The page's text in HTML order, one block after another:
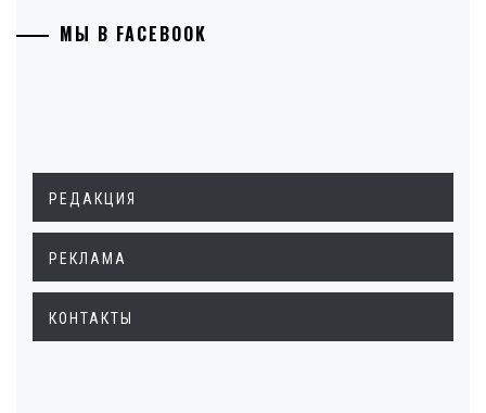
МЫ В FACEBOOK
РЕДАКЦИЯ
РЕКЛАМА
КОНТАКТЫ